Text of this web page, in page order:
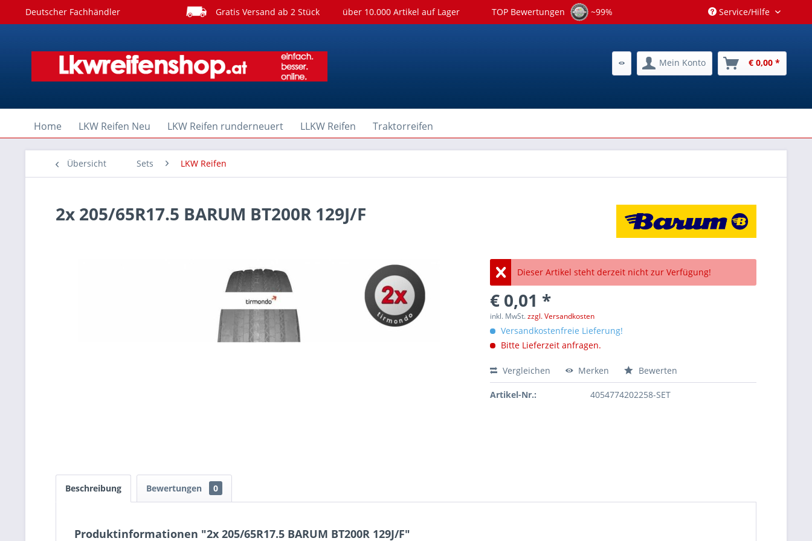
Deutscher Fachhändler Gratis Versand ab 2 Stück über 10.000 Artikel auf Lager TOP Bewertungen ~99% Service/Hilfe
Mein Konto € 0,00 *
Home LKW Reifen Neu LKW Reifen runderneuert LLKW Reifen Traktorreifen
Übersicht Sets LKW Reifen
2x 205/65R17.5 BARUM BT200R 129J/F
Dieser Artikel steht derzeit nicht zur Verfügung!
€ 0,01 *
inkl. MwSt.zzgl. Versandkosten
Versandkostenfreie Lieferung!
Bitte Lieferzeit anfragen.
Vergleichen Merken Bewerten
Artikel-Nr.: 4054774202258-SET
Beschreibung Bewertungen 0
Produktinformationen "2x 205/65R17.5 BARUM BT200R 129J/F"